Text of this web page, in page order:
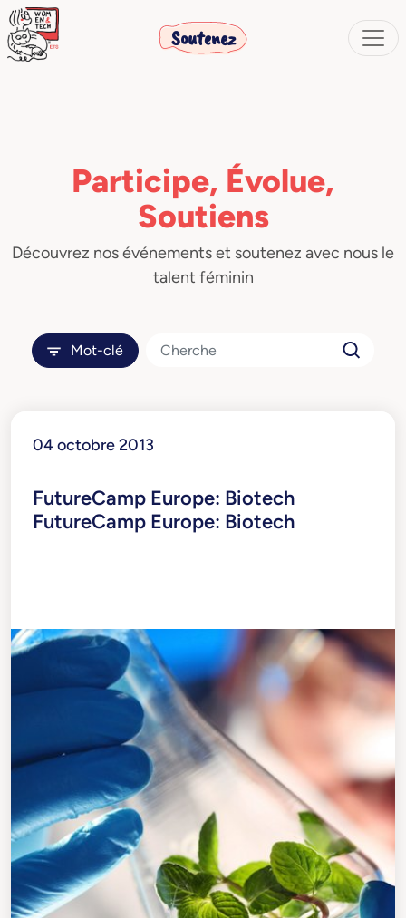
Soutenez
Participe, Évolue,
Soutiens
Découvrez nos événements et soutenez avec nous le
talent féminin
Mot-clé
04 octobre 2013
FutureCamp Europe: Biotech
FutureCamp Europe: Biotech